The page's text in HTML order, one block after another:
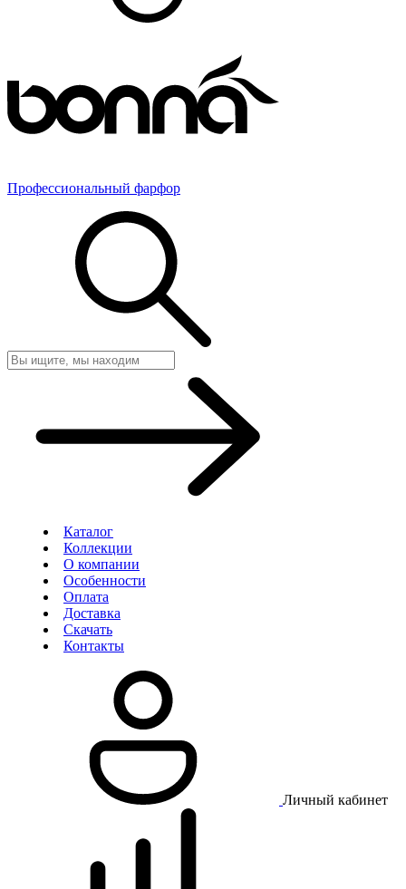
Профессиональный фарфор
Каталог
Коллекции
О компании
Особенности
Оплата
Доставка
Скачать
Контакты
Личный кабинет